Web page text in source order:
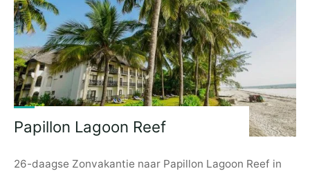
Papillon Lagoon Reef
26-daagse Zonvakantie naar Papillon Lagoon Reef in